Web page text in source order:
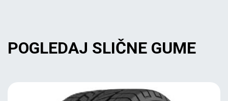
POGLEDAJ SLIČNE GUME